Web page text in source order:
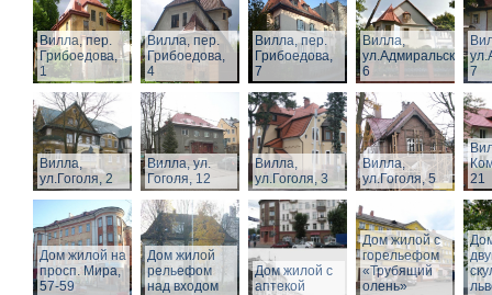
Вилла, пер.
Грибоедова,
1
Вилла, пер.
Грибоедова,
4
Вилла, пер.
Грибоедова,
7
Вилла,
ул.Адмиральская,
6
7
Вилла,
ул.Гоголя, 2
Вилла, ул.
Гоголя, 12
Вилла,
ул.Гоголя, 3
Вилла,
ул.Гоголя, 5
21
Дом жилой на
просп. Мира,
57-59
Дом жилой
рельефом
над входом
Дом жилой с
аптекой
Дом жилой с
горельефом
«Трубящий
олень»